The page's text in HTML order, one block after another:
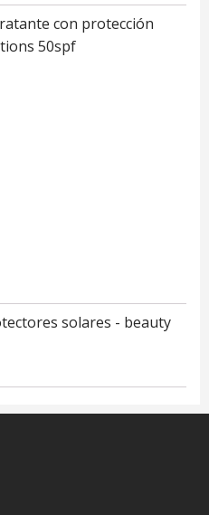
con protección
50spf
solares - beauty